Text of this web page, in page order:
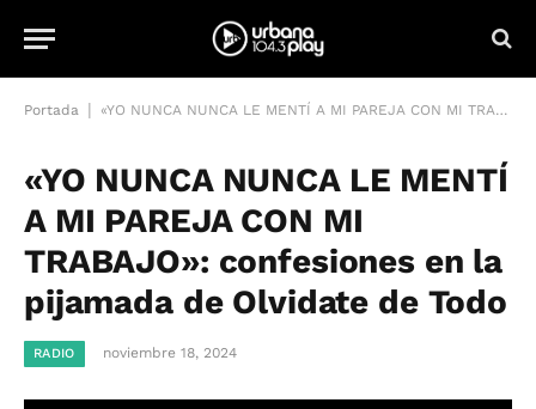
Portada «YO NUNCA NUNCA LE MENTÍ A MI PAREJA CON MI TRABAJO»: confesiones en la pijamada de Olvidate de Todo
«YO NUNCA NUNCA LE MENTÍ
A MI PAREJA CON MI
TRABAJO»: confesiones en la
pijamada de Olvidate de Todo
RADIO noviembre 18, 2024